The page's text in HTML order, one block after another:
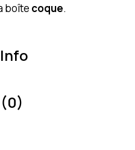
boîte coque.